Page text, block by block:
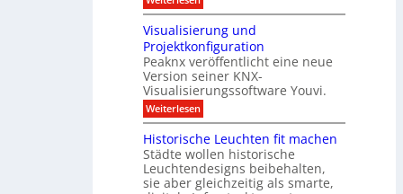
a
n
a
l
y
s
e
d
i
r
e
k
t
i
n
n
t
o
l
l
e
r
m
i
t
K
N
X
-
S
e
u
e
r
u
n
g
f
ü
r
S
o
n
Visualisierung und
Projektkonfiguration
Peaknx veröffentlicht eine neue
Version seiner KNX-
Visualisierungssoftware Youvi.
Weiterlesen:
V
s
u
a
l
Historische Leuchten fit machen
Städte wollen historische
Leuchtendesigns beibehalten,
sie aber gleichzeitig als smarte,